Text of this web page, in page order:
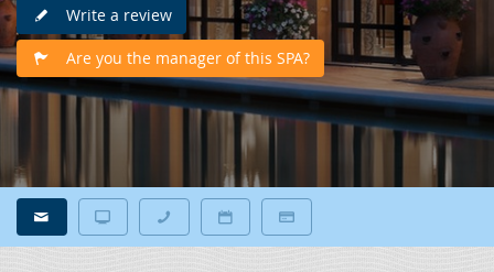
Write a review
Are you the manager of this SPA?